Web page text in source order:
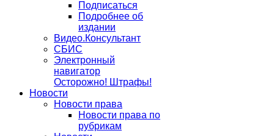
Подписаться
Подробнее об
издании
Видео.Консультант
СБИС
Электронный
навигатор
Осторожно! Штрафы!
Новости
Новости права
Новости права по
рубрикам